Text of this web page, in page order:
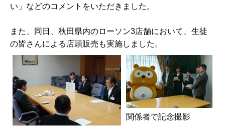
い」などのコメントをいただきました。
また、同日、秋田県内のローソン3店舗において、生徒
の皆さんによる店頭販売も実施しました。
関係者で記念撮影